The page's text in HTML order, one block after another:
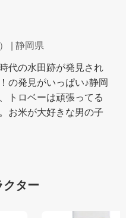
| 静岡県
代の水田跡が発見され
の発見がいっぱい♪静岡
トロベーは頑張ってる
お米が大好きな男の子
クター